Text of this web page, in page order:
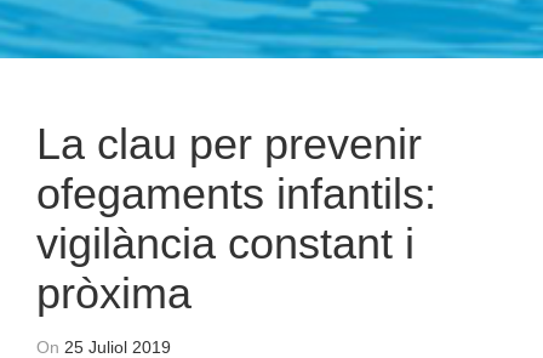
La clau per prevenir
ofegaments infantils:
vigilància constant i
pròxima
On 25 Juliol 2019